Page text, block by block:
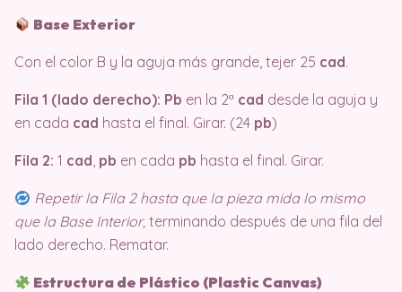
Base Exterior
Con el color B y la aguja más grande, tejer 25 cad.
Fila 1 (lado derecho): Pb en la 2ª cad desde la aguja y
en cada cad hasta el final. Girar. (24 pb)
Fila 2: 1 cad, pb en cada pb hasta el final. Girar.
Repetir la Fila 2 hasta que la pieza mida lo mismo
que la Base Interior, terminando después de una fila del
lado derecho. Rematar.
Estructura de Plástico (Plastic Canvas)